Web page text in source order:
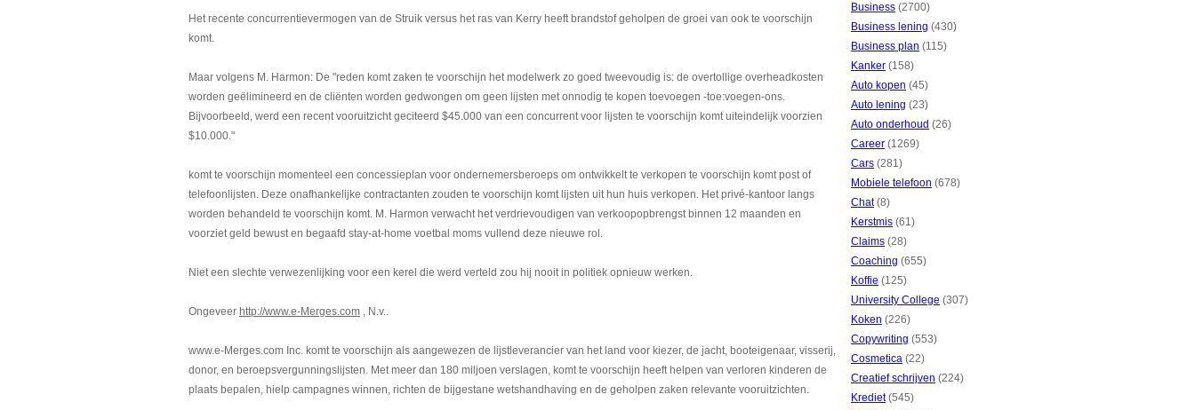
Het recente concurrentievermogen van de Struik versus het ras van Kerry heeft brandstof geholpen de groei van ook te voorschijn
komt.
Maar volgens M. Harmon: De "reden komt zaken te voorschijn het modelwerk zo goed tweevoudig is: de overtollige overheadkosten
worden geëlimineerd en de cliënten worden gedwongen om geen lijsten met onnodig te kopen toevoegen -toe:voegen-ons.
Bijvoorbeeld, werd een recent vooruitzicht geciteerd $45.000 van een concurrent voor lijsten te voorschijn komt uiteindelijk voorzien
$10.000."
komt te voorschijn momenteel een concessieplan voor ondernemersberoeps om ontwikkelt te verkopen te voorschijn komt post of
telefoonlijsten. Deze onafhankelijke contractanten zouden te voorschijn komt lijsten uit hun huis verkopen. Het privé-kantoor langs
worden behandeld te voorschijn komt. M. Harmon verwacht het verdrievoudigen van verkoopopbrengst binnen 12 maanden en
voorziet geld bewust en begaafd stay-at-home voetbal moms vullend deze nieuwe rol.
Niet een slechte verwezenlijking voor een kerel die werd verteld zou hij nooit in politiek opnieuw werken.
Ongeveer http://www.e-Merges.com , N.v..
www.e-Merges.com Inc. komt te voorschijn als aangewezen de lijstleverancier van het land voor kiezer, de jacht, booteigenaar, visserij,
donor, en beroepsvergunningslijsten. Met meer dan 180 miljoen verslagen, komt te voorschijn heeft helpen van verloren kinderen de
plaats bepalen, hielp campagnes winnen, richten de bijgestane wetshandhaving en de geholpen zaken relevante vooruitzichten.
Business (2700)
Business lening (430)
Business plan (115)
Kanker (158)
Auto kopen (45)
Auto lening (23)
Auto onderhoud (26)
Career (1269)
Cars (281)
Mobiele telefoon (678)
Chat(8)
Kerstmis (61)
Claims (28)
Coaching (655)
Koffie (125)
University College (307)
Koken (226)
Copywriting (553)
Cosmetica (22)
Creatief schrijven (224)
Krediet(545)